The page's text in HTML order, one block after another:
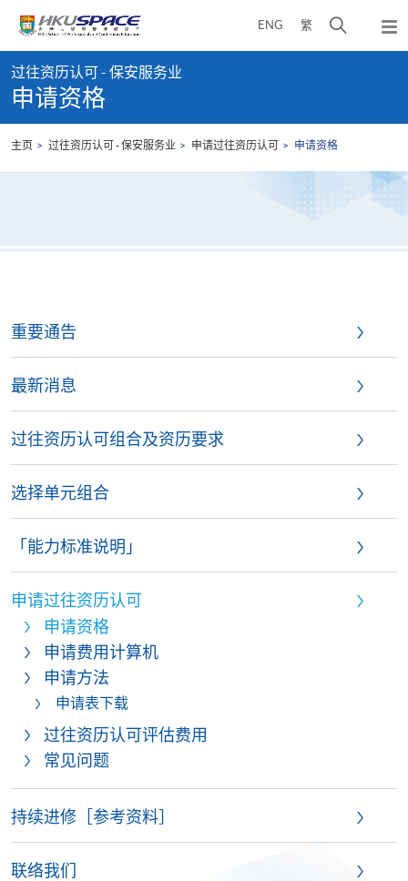
content
ENG 繁
开
弹
出
content
start
过往资历认可 - 保安服务业
申请资格
主页 过往资历认可 - 保安服务业 申请过往资历认可 申请资格
重要通告
最新消息
过往资历认可组合及资历要求
选择单元组合
「能力标准说明」
申请过往资历认可
申请资格
申请费用计算机
申请方法
申请表下载
过往资历认可评估费用
常见问题
持续进修［参考资料］
联络我们